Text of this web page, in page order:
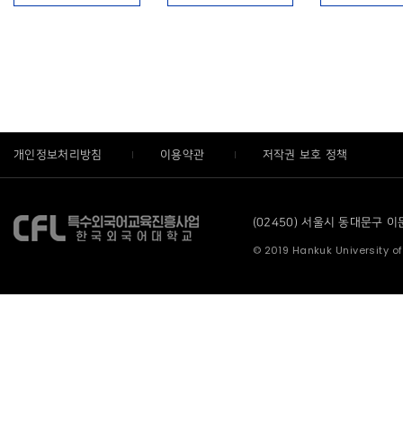
개인정보처리방침 이용약관 저작권 보호 정책
(02450) 서울시 동대문구
© 2019 Hankuk University